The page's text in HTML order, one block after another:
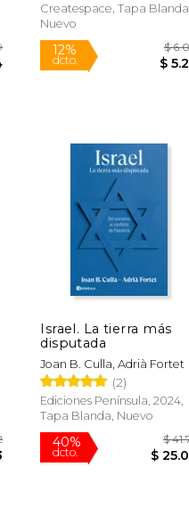
$ 21.39
$ 20.64
Createspace, Tapa Blanda,
Nuevo
dcto.
Israel. La tierra más
disputada
Joan B. Culla, Adrià Fortet
(2)
Ediciones Península, 2024,
Tapa Blanda, Nuevo